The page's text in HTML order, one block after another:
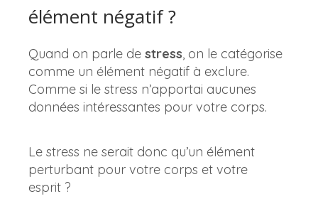
élément négatif ?
Quand on parle de stress, on le catégorise
comme un élément négatif à exclure.
Comme si le stress n’apportai aucunes
données intéressantes pour votre corps.
Le stress ne serait donc qu’un élément
perturbant pour votre corps et votre
esprit ?